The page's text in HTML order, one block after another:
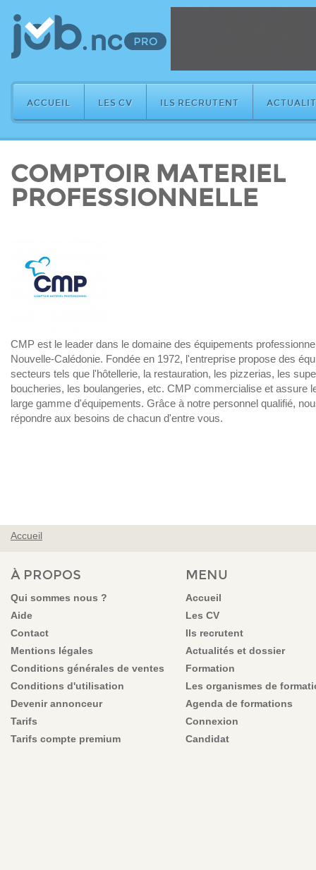
ACCUEIL LES CV ILS RECRUTENT
COMPTOIR MATERIEL
PROFESSIONNELLE
CMP est le leader dans le domaine des équipements
Nouvelle-Calédonie. Fondée en 1972, l'entreprise propose des
secteurs tels que l'hôtellerie, la restauration, les pizzerias, les
boucheries, les boulangeries, etc. CMP commercialise et assure
large gamme d'équipements. Grâce à notre personnel qualifié,
répondre aux besoins de chacun d'entre vous.
VOUS ÊTES ICI
Accueil
À PROPOS
Qui sommes nous ?
Aide
Contact
Mentions légales
Conditions générales de ventes
Conditions d'utilisation
Devenir annonceur
Tarifs
Tarifs compte premium
MENU
Accueil
Les CV
Ils recrutent
Actualités et dossier
Formation
Les organismes de
Agenda de formations
Connexion
Candidat